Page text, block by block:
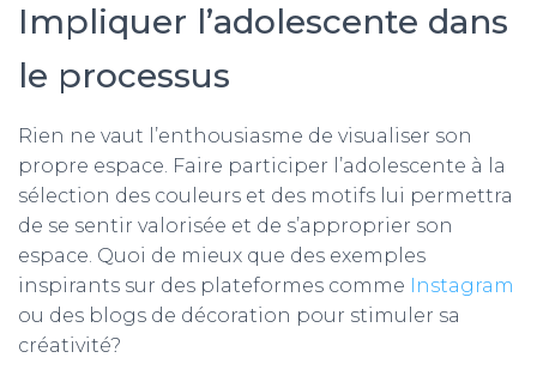
Impliquer l’adolescente dans
le processus
Rien ne vaut l’enthousiasme de visualiser son
propre espace. Faire participer l’adolescente à la
sélection des couleurs et des motifs lui permettra
de se sentir valorisée et de s’approprier son
espace. Quoi de mieux que des exemples
inspirants sur des plateformes comme Instagram
ou des blogs de décoration pour stimuler sa
créativité?